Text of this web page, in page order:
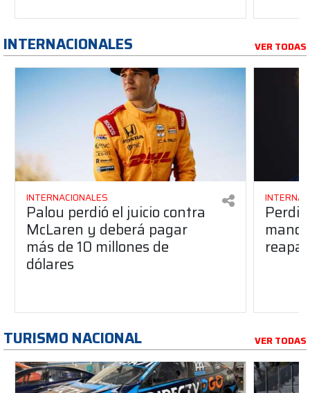
INTERNACIONALES VER TODAS
INTERNACIONALES
Palou perdió el juicio contra
McLaren y deberá pagar
más de 10 millones de
dólares
TURISMO NACIONAL VER TODAS